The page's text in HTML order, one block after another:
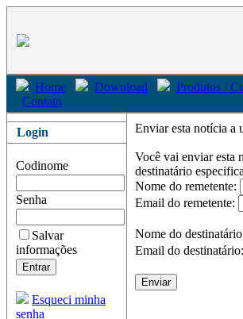
Home Download Produtos /
Contato
Login
Codinome
Senha
Salvar
informações
Esqueci minha
senha
Enviar esta notícia a
Você vai enviar esta
destinatário
Nome do remetente:
Email do remetente:
Nome do
Email do destinatário: